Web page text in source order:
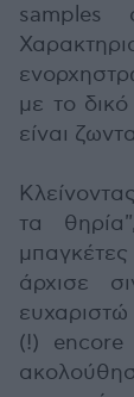
samples
με το
είναι
τα
άρχισε
ευχαριστώ
(!) encore